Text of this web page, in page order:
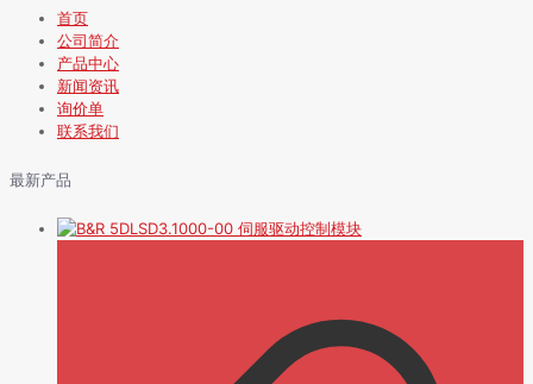
首页
公司简介
产品中心
新闻资讯
询价单
联系我们
最新产品